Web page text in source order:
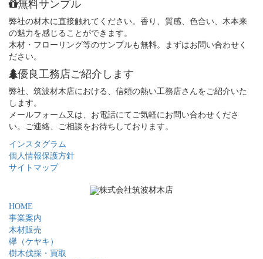
無料サンプル
弊社の材木に直接触れてください。香り、質感、色合い、木本来
の魅力を感じることができます。
木材・フローリング等のサンプルも無料。まずはお問い合わせく
ださい。
優良工務店ご紹介します
弊社、筑波材木店における、信頼の熱い工務店さんをご紹介いた
します。
メールフォーム又は、お電話にてご気軽にお問い合わせくださ
い。ご連絡、ご相談をお待ちしております。
インスタグラム
個人情報保護方針
サイトマップ
HOME
事業案内
木材販売
欅（ケヤキ）
樹木伐採・買取